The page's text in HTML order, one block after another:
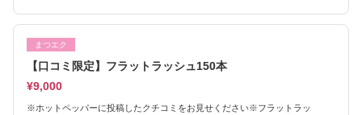
まつエク
【口コミ限定】フラットラッシュ150本
¥9,000
※ホットペッパーに投稿したクチコミをお見せください※フラットラッ